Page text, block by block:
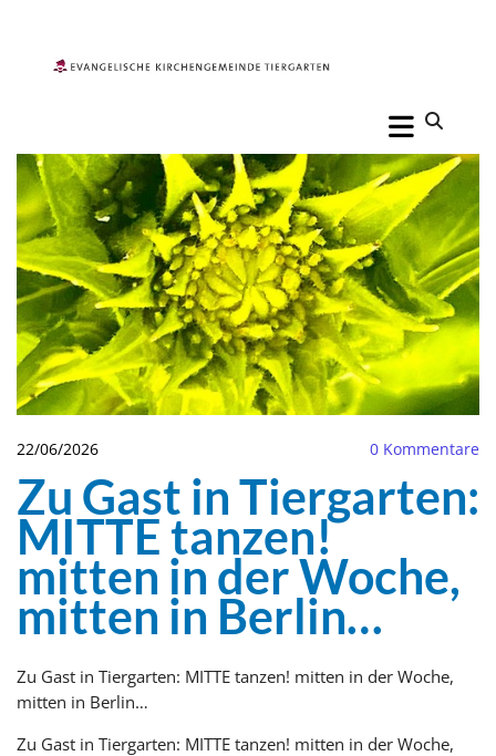
22/06/2026 0 Kommentare
Zu Gast in Tiergarten:
MITTE tanzen!
mitten in der Woche,
mitten in Berlin…
Zu Gast in Tiergarten: MITTE tanzen! mitten in der Woche,
mitten in Berlin…
Zu Gast in Tiergarten: MITTE tanzen! mitten in der Woche,